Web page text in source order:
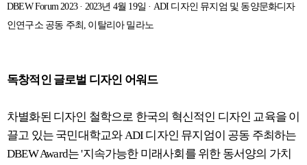
DBEW Forum 2023 · 2023년 4월 19일 · ADI 디자인 뮤지엄 및 동양문화디자
인연구소 공동 주최, 이탈리아 밀라노
독창적인 글로벌 디자인 어워드
차별화된 디자인 철학으로 한국의 혁신적인 디자인 교육을 이
끌고 있는 국민대학교와 ADI 디자인 뮤지엄이 공동 주최하는
DBEW Award는 '지속가능한 미래사회를 위한 동서양의 가치